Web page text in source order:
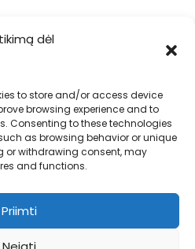
dėl
to store and/or access device
browsing experience and to
Consenting to these technologies
as browsing behavior or unique
or withdrawing consent, may
and functions.
Priimti